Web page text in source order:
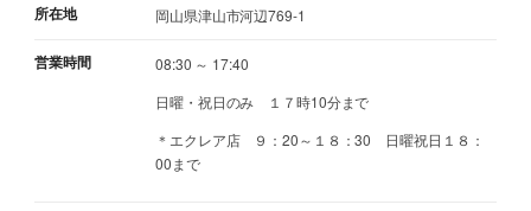
所在地 岡山県津山市河辺769-1
営業時間
08:30 ～ 17:40
日曜・祝日のみ １７時10分まで
＊エクレア店 ９：20～１８：30 日曜祝日１８：
00まで